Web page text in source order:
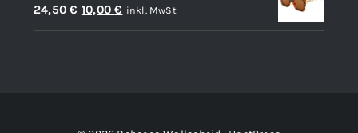
24,50€ Ursprünglicher
Preis
10,00€ Aktueller
Preis
inkl. MwSt